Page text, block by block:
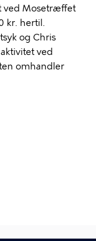
ved Mosetræffet
kr. hertil.
og Chris
ved
omhandler